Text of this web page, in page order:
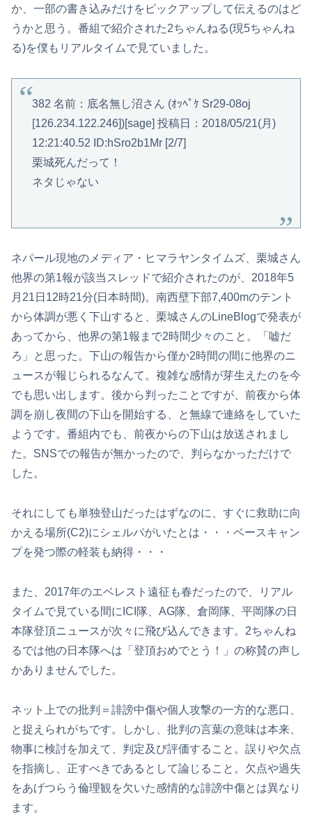
か、一部の書き込みだけをピックアップして伝えるのはど
うかと思う。番組で紹介された2ちゃんねる(現5ちゃんね
る)を僕もリアルタイムで見ていました。
382 名前：底名無し沼さん (ｵｯﾍﾟｹ Sr29-08oj
[126.234.122.246])[sage] 投稿日：2018/05/21(月)
12:21:40.52 ID:hSro2b1Mr [2/7]
栗城死んだって！
ネタじゃない
ネパール現地のメディア・ヒマラヤンタイムズ、栗城さん
他界の第1報が該当スレッドで紹介されたのが、2018年5
月21日12時21分(日本時間)。南西壁下部7,400mのテント
から体調が悪く下山すると、栗城さんのLineBlogで発表が
あってから、他界の第1報まで2時間少々のこと。「嘘だ
ろ」と思った。下山の報告から僅か2時間の間に他界のニ
ュースが報じられるなんて。複雑な感情が芽生えたのを今
でも思い出します。後から判ったことですが、前夜から体
調を崩し夜間の下山を開始する、と無線で連絡をしていた
ようです。番組内でも、前夜からの下山は放送されまし
た。SNSでの報告が無かったので、判らなかっただけで
した。
それにしても単独登山だったはずなのに、すぐに救助に向
かえる場所(C2)にシェルパがいたとは・・・ベースキャン
プを発つ際の軽装も納得・・・
また、2017年のエベレスト遠征も春だったので、リアル
タイムで見ている間にICI隊、AG隊、倉岡隊、平岡隊の日
本隊登頂ニュースが次々に飛び込んできます。2ちゃんね
るでは他の日本隊へは「登頂おめでとう！」の称賛の声し
かありませんでした。
ネット上での批判＝誹謗中傷や個人攻撃の一方的な悪口、
と捉えられがちです。しかし、批判の言葉の意味は本来、
物事に検討を加えて、判定及び評価すること。誤りや欠点
を指摘し、正すべきであるとして論じること。欠点や過失
をあげつらう倫理観を欠いた感情的な誹謗中傷とは異なり
ます。